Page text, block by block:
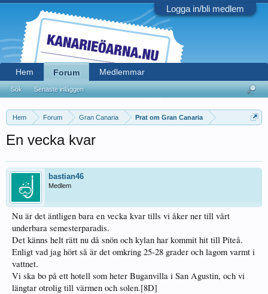
Logga in/bli medlem
Hem Forum Gran Canaria Prat om Gran Canaria
En vecka kvar
bastian46
Medlem
Nu är det äntligen bara en vecka kvar tills vi åker ner till vårt
underbara semesterparadis.
Det känns helt rätt nu då snön och kylan har kommit hit till Piteå.
Enligt vad jag hört så är det omkring 25-28 grader och lagom varmt i
vattnet.
Vi ska bo på ett hotell som heter Buganvilla i San Agustin, och vi
längtar otrolig till värmen och solen.[8D]
Hem Forum
Sök Senaste inläggen
Medlemmar